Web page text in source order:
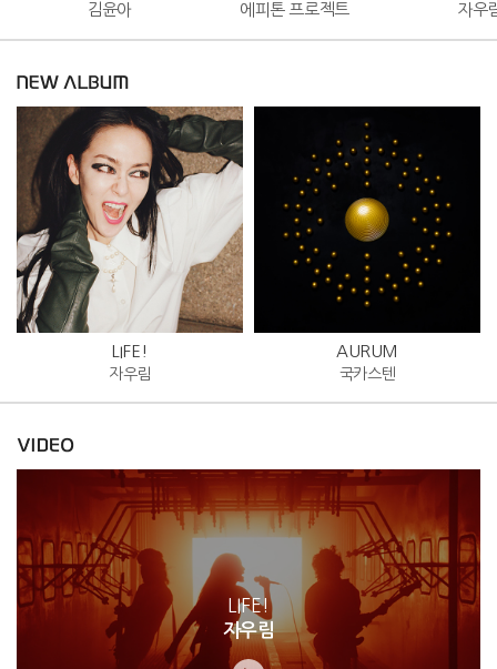
김윤아 에피톤 프로젝트 자우
LIFE!
자우림
AURUM
국카스텐
LIFE!
자우림